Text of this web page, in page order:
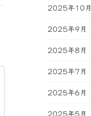
2025年10月
2025年9月
2025年8月
2025年7月
2025年6月
2025年5月